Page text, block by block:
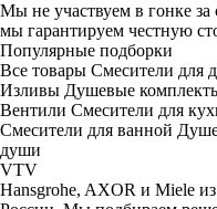
Мы не участвуем в гонке
мы гарантируем честную
Популярные подборки
Все товары Смесители для
Изливы Душевые
Вентили Смесители для
Смесители для ванной
души
VTV
Hansgrohe, AXOR и Miele